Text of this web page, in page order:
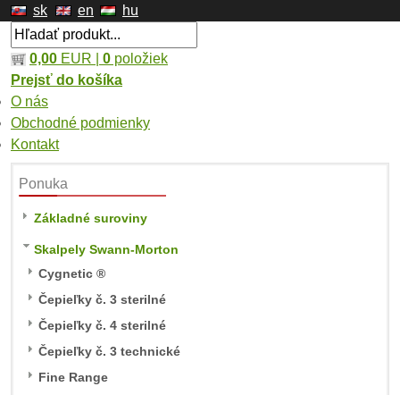
sk en hu
0,00 EUR | 0 položiek
Prejsť do košíka
O nás
Obchodné podmienky
Kontakt
Ponuka
Základné suroviny
Skalpely Swann-Morton
Cygnetic ®
Čepieľky č. 3 sterilné
Čepieľky č. 4 sterilné
Čepieľky č. 3 technické
Fine Range